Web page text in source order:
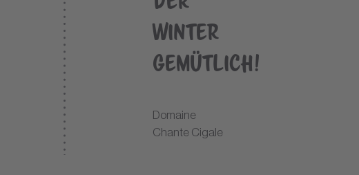
Winter
gemütlich!
Domaine
Chante Cigale